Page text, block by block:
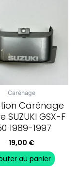
Carénage
Carénage
SUZUKI GSX-F
1989-1997
19,00 €
au panier